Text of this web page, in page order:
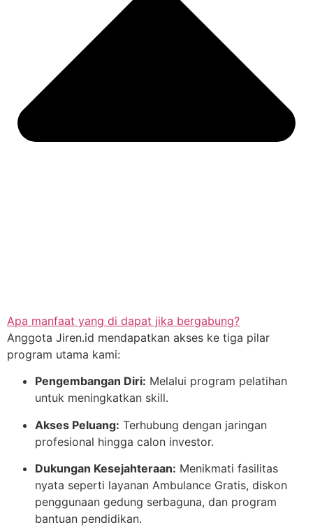
Apa manfaat yang di dapat jika bergabung?
Anggota Jiren.id mendapatkan akses ke tiga pilar
program utama kami:
Pengembangan Diri: Melalui program pelatihan
untuk meningkatkan skill.
Akses Peluang: Terhubung dengan jaringan
profesional hingga calon investor.
Dukungan Kesejahteraan: Menikmati fasilitas
nyata seperti layanan Ambulance Gratis, diskon
penggunaan gedung serbaguna, dan program
bantuan pendidikan.